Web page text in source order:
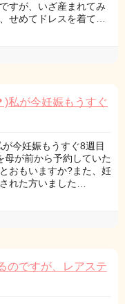
すが、いざ産まれてみ
せめてドレスを着て…
)私が今妊娠もうすぐ
今妊娠もうすぐ8週目
母が前から予約していた
おもいますか?また、妊
れた方いました…
のですが、レアステ